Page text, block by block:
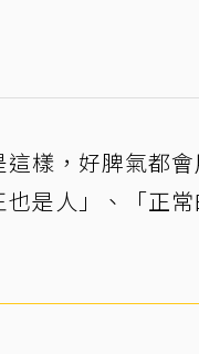
樣，好脾氣都
是人」、「正